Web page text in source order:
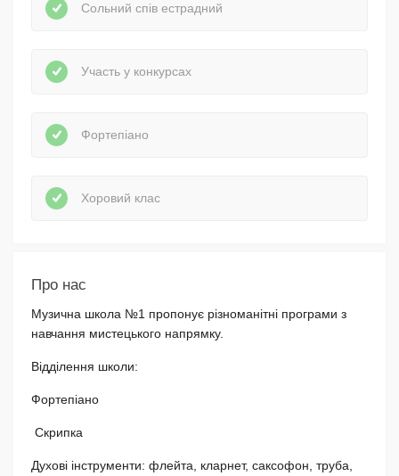
Сольний спів естрадний
Участь у конкурсах
Фортепіано
Хоровий клас
Про нас
Музична школа №1 пропонує різноманітні програми з
навчання мистецького напрямку.
Відділення школи:
Фортепіано
Скрипка
Духові інструменти: флейта, кларнет, саксофон, труба,